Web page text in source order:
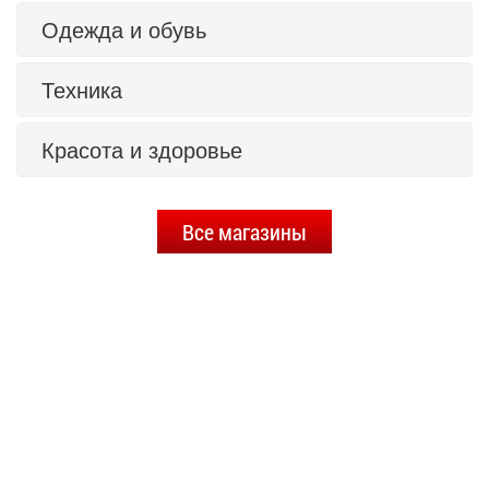
Одежда и обувь
Техника
Красота и здоровье
Все магазины